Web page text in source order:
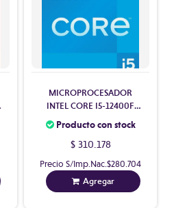
MICROPROCESADOR
INTEL CORE I5-12400F
ALDER LAKE S/VIDEO
Producto con stock
$ 310.178
Precio S/Imp.Nac. $280.704
Agregar